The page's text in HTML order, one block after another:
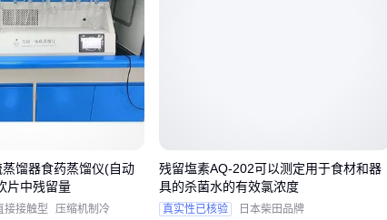
严格补液场景
运动型配方：添加维生素水
牧领域常用的口服补液盐就是典型案例，通过氯化钠、氯化
产品虽然包装简单，但成分配比经过实践验证，特别适合
模化使用的场景。
馏器食药蒸馏仪(自动
片中残留量
接接触型 压缩机制冷
残留塩素AQ-202可以测定用于食材和器
具的杀菌水的有效氯浓度
真实性已核验 日本柴田品牌